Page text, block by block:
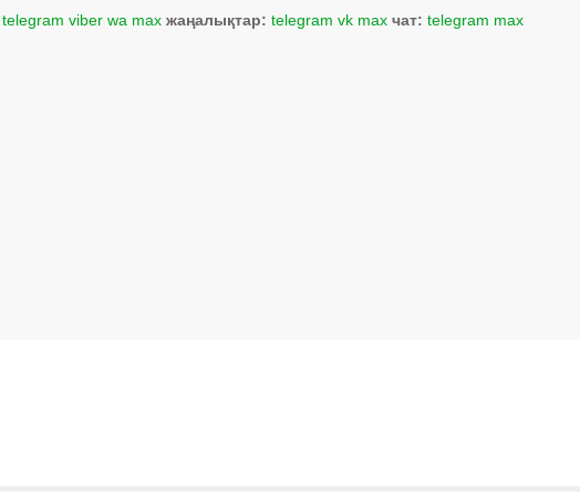
telegram viber wa max жаңалықтар: telegram vk max чат: telegram max